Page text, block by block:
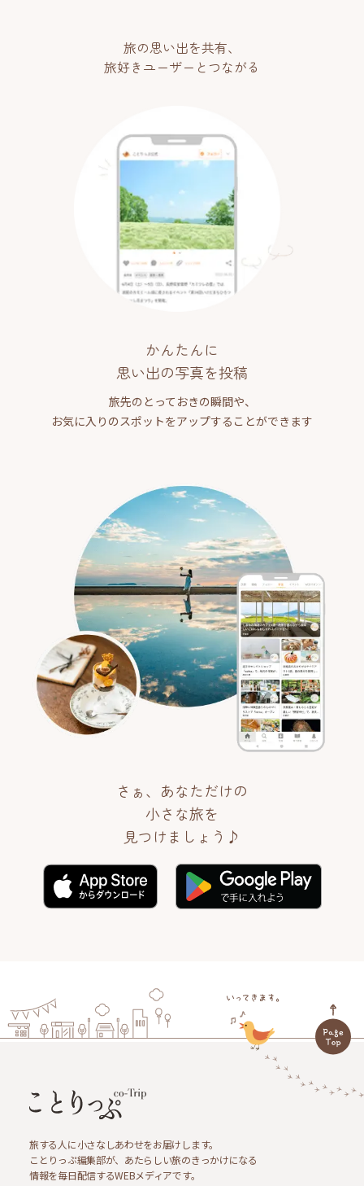
旅の思い出を共有、
旅好きユーザーとつながる
かんたんに
思い出の写真を投稿
旅先のとっておきの瞬間や、
お気に入りのスポットをアップすることができます
さぁ、あなただけの
小さな旅を
見つけましょう♪
旅する人に小さなしあわせをお届けします。
ことりっぷ編集部が、あたらしい旅のきっかけになる
情報を毎日配信するWEBメディアです。